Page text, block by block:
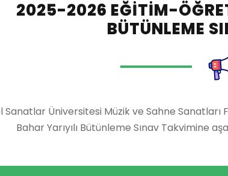
2025-2026 EĞITIM-
BÜTÜNLEME
Sanatlar Üniversitesi Müzik ve Sahne Sanatları
Bahar Yarıyılı Bütünleme Sınav Takvimine